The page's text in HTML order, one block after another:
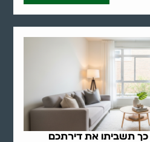
כך תשביתו את דירתכם